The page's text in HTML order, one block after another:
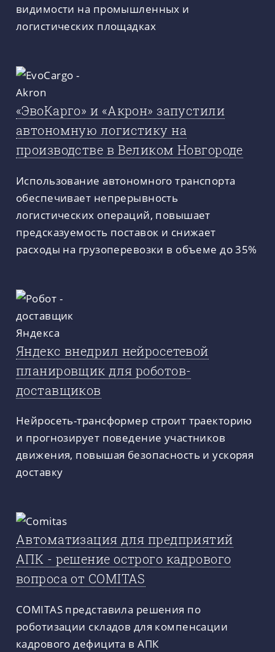
видимости на промышленных и
логистических площадках
«ЭвоКарго» и «Акрон» запустили
автономную логистику на
производстве в Великом Новгороде
Использование автономного транспорта
обеспечивает непрерывность
логистических операций, повышает
предсказуемость поставок и снижает
расходы на грузоперевозки в объеме до 35%
Яндекс внедрил нейросетевой
планировщик для роботов-
доставщиков
Нейросеть-трансформер строит траекторию
и прогнозирует поведение участников
движения, повышая безопасность и ускоряя
доставку
Автоматизация для предприятий
АПК - решение острого кадрового
вопроса от COMITAS
COMITAS представила решения по
роботизации складов для компенсации
кадрового дефицита в АПК